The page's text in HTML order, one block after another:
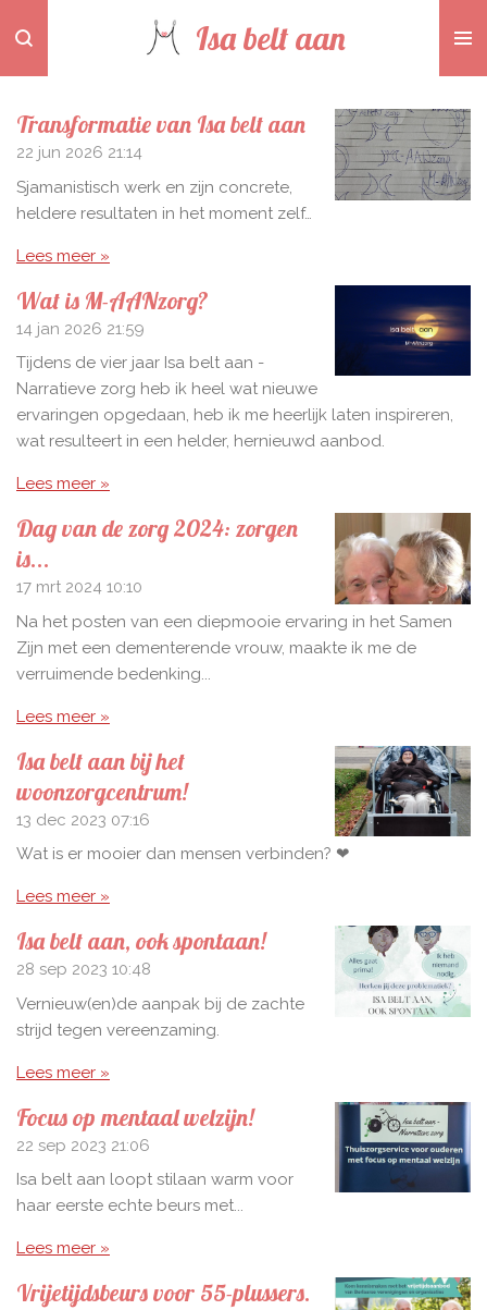
direct
naar
hoofdinhoud
Isa belt aan
Transformatie van Isa belt aan
22 jun 2026 21:14
Sjamanistisch werk en zijn concrete,
heldere resultaten in het moment zelf…
Lees meer »
Wat is M-AANzorg?
14 jan 2026 21:59
Tijdens de vier jaar Isa belt aan -
Narratieve zorg heb ik heel wat nieuwe
ervaringen opgedaan, heb ik me heerlijk laten inspireren,
wat resulteert in een helder, hernieuwd aanbod.
Lees meer »
Dag van de zorg 2024: zorgen
is...
17 mrt 2024 10:10
Na het posten van een diepmooie ervaring in het Samen
Zijn met een dementerende vrouw, maakte ik me de
verruimende bedenking...
Lees meer »
Isa belt aan bij het
woonzorgcentrum!
13 dec 2023 07:16
Wat is er mooier dan mensen verbinden? ❤
Lees meer »
Isa belt aan, ook spontaan!
28 sep 2023 10:48
Vernieuw(en)de aanpak bij de zachte
strijd tegen vereenzaming.
Lees meer »
Focus op mentaal welzijn!
22 sep 2023 21:06
Isa belt aan loopt stilaan warm voor
haar eerste echte beurs met...
Lees meer »
Vrijetijdsbeurs voor 55-plussers.